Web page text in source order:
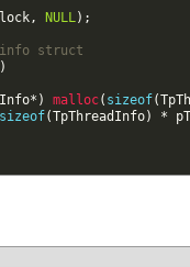
, NULL) ;
info struct
)
* ) malloc( sizeof(
sizeof(TpThreadInfo) *